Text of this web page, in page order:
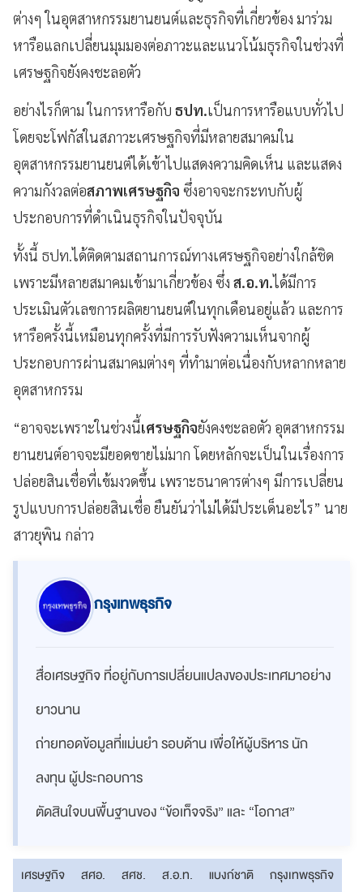
ต่างๆ ในอุตสาหกรรมยานยนต์และธุรกิจที่เกี่ยวข้อง มาร่วม
หารือแลกเปลี่ยนมุมมองต่อภาวะและแนวโน้มธุรกิจในช่วงที่
เศรษฐกิจยังคงชะลอตัว
อย่างไรก็ตาม ในการหารือกับ ธปท.เป็นการหารือแบบทั่วไป
โดยจะโฟกัสในสภาวะเศรษฐกิจที่มีหลายสมาคมใน
อุตสาหกรรมยานยนต์ได้เข้าไปแสดงความคิดเห็น และแสดง
ความกังวลต่อสภาพเศรษฐกิจ ซึ่งอาจจะกระทบกับผู้
ประกอบการที่ดำเนินธุรกิจในปัจจุบัน
ทั้งนี้ ธปท.ได้ติดตามสถานการณ์ทางเศรษฐกิจอย่างใกล้ชิด
เพราะมีหลายสมาคมเข้ามาเกี่ยวข้อง ซึ่ง ส.อ.ท.ได้มีการ
ประเมินตัวเลขการผลิตยานยนต์ในทุกเดือนอยู่แล้ว และการ
หารือครั้งนี้เหมือนทุกครั้งที่มีการรับฟังความเห็นจากผู้
ประกอบการผ่านสมาคมต่างๆ ที่ทำมาต่อเนื่องกับหลากหลาย
อุตสาหกรรม
“อาจจะเพราะในช่วงนี้เศรษฐกิจยังคงชะลอตัว อุตสาหกรรม
ยานยนต์อาจจะมียอดขายไม่มาก โดยหลักจะเป็นในเรื่องการ
ปล่อยสินเชื่อที่เข้มงวดขึ้น เพราะธนาคารต่างๆ มีการเปลี่ยน
รูปแบบการปล่อยสินเชื่อ ยืนยันว่าไม่ได้มีประเด็นอะไร” นาย
สาวยุพิน กล่าว
กรุงเทพธุรกิจ
สื่อเศรษฐกิจ ที่อยู่กับการเปลี่ยนแปลงของประเทศมาอย่าง
ยาวนาน
ถ่ายทอดข้อมูลที่แม่นยำ รอบด้าน เพื่อให้ผู้บริหาร นัก
ลงทุน ผู้ประกอบการ
ตัดสินใจบนพื้นฐานของ “ข้อเท็จจริง” และ “โอกาส”
เศรษฐกิจ สศอ. สศช. ส.อ.ท. แบงก์ชาติ
กรุงเทพธุรกิจ